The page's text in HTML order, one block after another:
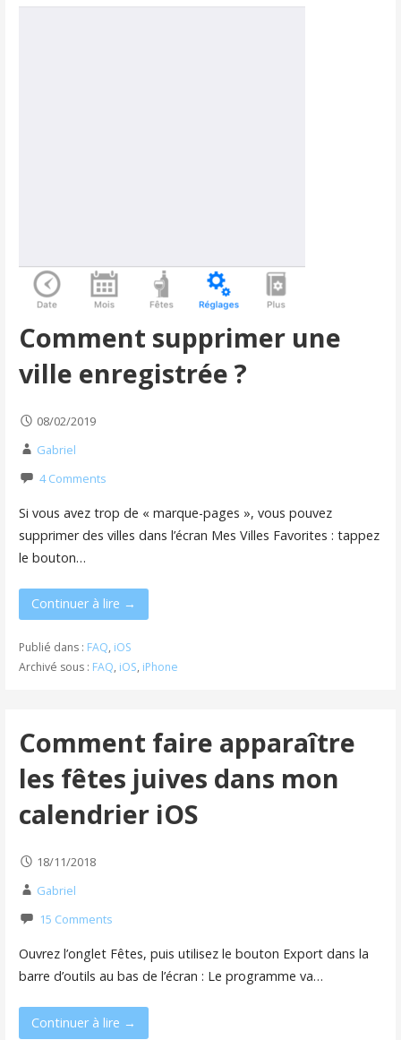
Comment supprimer une
ville enregistrée ?
08/02/2019
Gabriel
4 Comments
Si vous avez trop de « marque-pages », vous pouvez
supprimer des villes dans l’écran Mes Villes Favorites : tappez
le bouton…
Continuer à lire →
Publié dans : FAQ, iOS
Archivé sous : FAQ, iOS, iPhone
Comment faire apparaître
les fêtes juives dans mon
calendrier iOS
18/11/2018
Gabriel
15 Comments
Ouvrez l’onglet Fêtes, puis utilisez le bouton Export dans la
barre d’outils au bas de l’écran : Le programme va…
Continuer à lire →